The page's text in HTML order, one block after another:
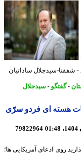
سیدجلال ساداتیان
گفتگو-سیدجلال
هسته ای فردو سرّی
79822964
ادعای آمریکایی ها؛